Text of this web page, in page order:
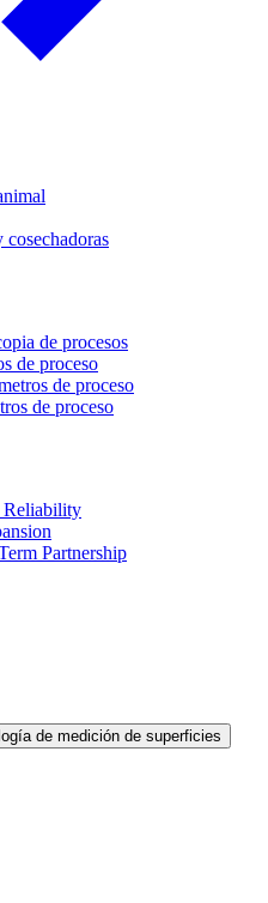
de procesos
de proceso
de proceso
de proceso
Reliability
Partnership
de medición de superficies